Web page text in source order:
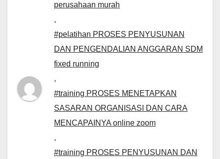
perusahaan murah
,
#pelatihan PROSES PENYUSUNAN
DAN PENGENDALIAN ANGGARAN SDM
fixed running
,
#training PROSES MENETAPKAN
SASARAN ORGANISASI DAN CARA
MENCAPAINYA online zoom
,
#training PROSES PENYUSUNAN DAN